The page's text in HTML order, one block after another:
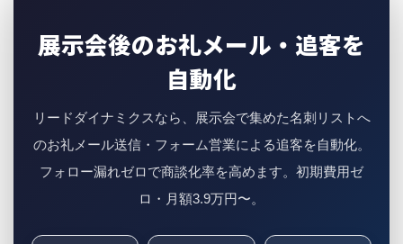
展示会後のお礼メール・追客を
自動化
リードダイナミクスなら、展示会で集めた名刺リストへ
のお礼メール送信・フォーム営業による追客を自動化。
フォロー漏れゼロで商談化率を高めます。初期費用ゼ
ロ・月額3.9万円〜。